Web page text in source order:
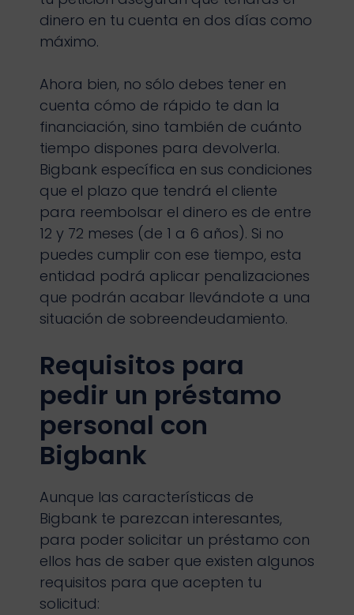
dinero en tu cuenta en dos días como
máximo.
Ahora bien, no sólo debes tener en
cuenta cómo de rápido te dan la
financiación, sino también de cuánto
tiempo dispones para devolverla.
Bigbank específica en sus condiciones
que el plazo que tendrá el cliente
para reembolsar el dinero es de entre
12 y 72 meses (de 1 a 6 años). Si no
puedes cumplir con ese tiempo, esta
entidad podrá aplicar penalizaciones
que podrán acabar llevándote a una
situación de sobreendeudamiento.
Requisitos para
pedir un préstamo
personal con
Bigbank
Aunque las características de
Bigbank te parezcan interesantes,
para poder solicitar un préstamo con
ellos has de saber que existen algunos
requisitos para que acepten tu
solicitud: